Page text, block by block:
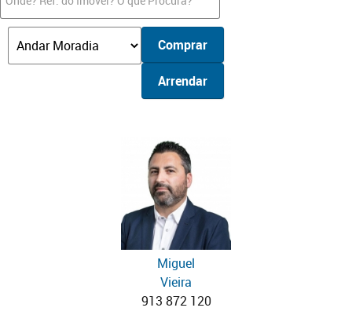
Comprar
Arrendar
Miguel
Vieira
913 872 120